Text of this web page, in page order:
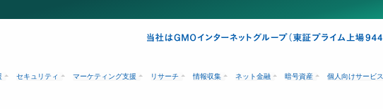
セキュリティ マーケティング支援 リサーチ 情報収集 ネット金融 暗号資産 個人向けサービス